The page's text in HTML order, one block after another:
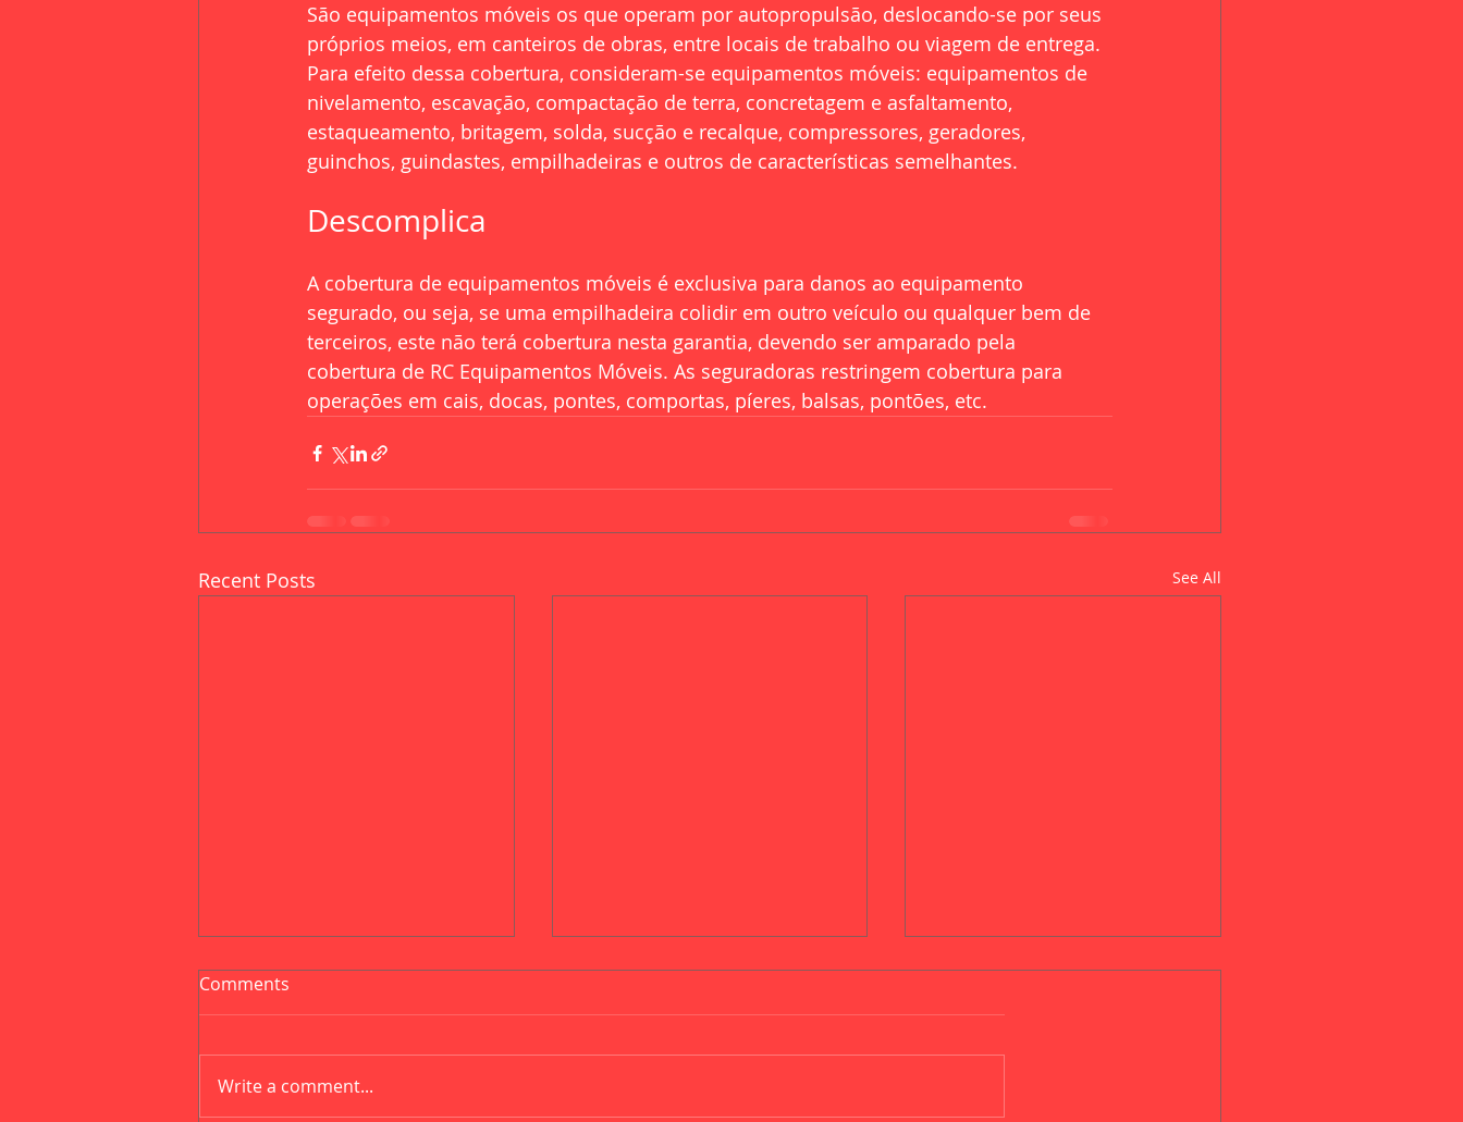
São equipamentos móveis os que operam por autopropulsão, deslocando-se por seus
próprios meios, em canteiros de obras, entre locais de trabalho ou viagem de entrega.
Para efeito dessa cobertura, consideram-se equipamentos móveis: equipamentos de
nivelamento, escavação, compactação de terra, concretagem e asfaltamento,
estaqueamento, britagem, solda, sucção e recalque, compressores, geradores,
guinchos, guindastes, empilhadeiras e outros de características semelhantes.
Descomplica
A cobertura de equipamentos móveis é exclusiva para danos ao equipamento
segurado, ou seja, se uma empilhadeira colidir em outro veículo ou qualquer bem de
terceiros, este não terá cobertura nesta garantia, devendo ser amparado pela
cobertura de RC Equipamentos Móveis. As seguradoras restringem cobertura para
operações em cais, docas, pontes, comportas, píeres, balsas, pontões, etc.
Recent Posts See All
Comments
Write a comment...